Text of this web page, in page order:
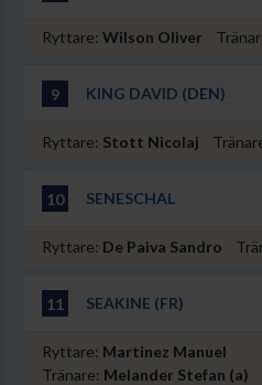
Ryttare:Wilson Oliver
9 KING DAVID (DEN)
Ryttare: Stott Nicolaj
10 SENESCHAL
Ryttare: De Paiva Sandro
11 SEAKINE (FR)
Ryttare: Martinez Manuel
Tränare: Melander Stefan (a)